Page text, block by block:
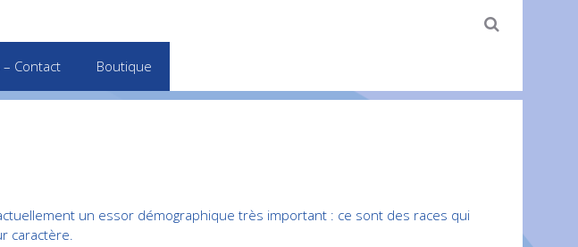
Contact Boutique
un essor démographique très important : ce sont des races qui
caractère.